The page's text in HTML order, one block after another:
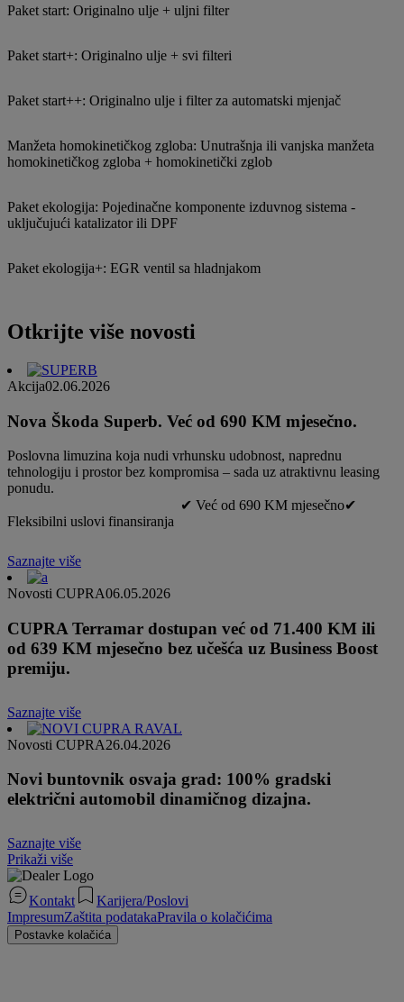
Paket start: Originalno ulje + uljni filter
Paket start+: Originalno ulje + svi filteri
Paket start++: Originalno ulje i filter za automatski mjenjač
Manžeta homokinetičkog zgloba: Unutrašnja ili vanjska manžeta
homokinetičkog zgloba + homokinetički zglob
Paket ekologija: Pojedinačne komponente izduvnog sistema -
uključujući katalizator ili DPF
Paket ekologija+: EGR ventil sa hladnjakom
Otkrijte više novosti
Akcija02.06.2026
Nova Škoda Superb. Već od 690 KM mjesečno.
Poslovna limuzina koja nudi vrhunsku udobnost, naprednu
tehnologiju i prostor bez kompromisa – sada uz atraktivnu leasing
ponudu.
✔ Već od 690 KM mjesečno✔
Fleksibilni uslovi finansiranja
Saznajte više
Novosti CUPRA06.05.2026
CUPRA Terramar dostupan već od 71.400 KM ili
od 639 KM mjesečno bez učešća uz Business Boost
premiju.
Saznajte više
Novosti CUPRA26.04.2026
Novi buntovnik osvaja grad: 100% gradski
električni automobil dinamičnog dizajna.
Saznajte više
Prikaži više
Kontakt
Karijera/Poslovi
ImpresumZaštita podatakaPravila o kolačićima
Postavke kolačića